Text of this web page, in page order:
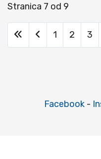
Stranica 7 od 9
1 2 3
Facebook -